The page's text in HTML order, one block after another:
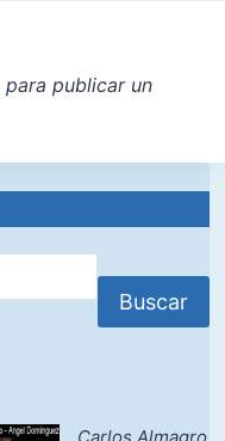
para publicar un
Buscar